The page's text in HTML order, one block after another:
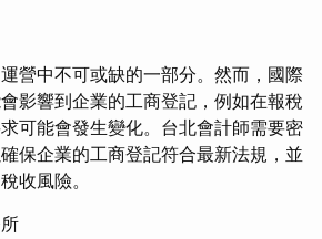
營中不可或缺的一部分。然而，國際
影響到企業的工商登記，例如在報稅
可能會發生變化。台北會計師需要密
保企業的工商登記符合最新法規，並
收風險。